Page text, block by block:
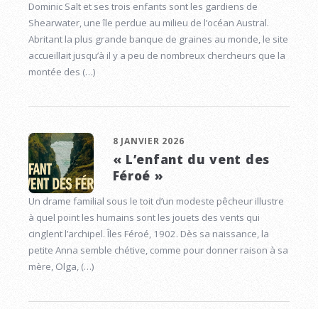
Dominic Salt et ses trois enfants sont les gardiens de
Shearwater, une île perdue au milieu de l’océan Austral.
Abritant la plus grande banque de graines au monde, le site
accueillait jusqu’à il y a peu de nombreux chercheurs que la
montée des (…)
8 JANVIER 2026
« L’enfant du vent des
Féroé »
Un drame familial sous le toit d’un modeste pêcheur illustre
à quel point les humains sont les jouets des vents qui
cinglent l’archipel. Îles Féroé, 1902. Dès sa naissance, la
petite Anna semble chétive, comme pour donner raison à sa
mère, Olga, (…)